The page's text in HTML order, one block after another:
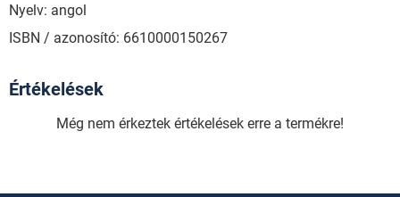
Nyelv: angol
ISBN / azonosító: 6610000150267
Értékelések
Még nem érkeztek értékelések erre a termékre!